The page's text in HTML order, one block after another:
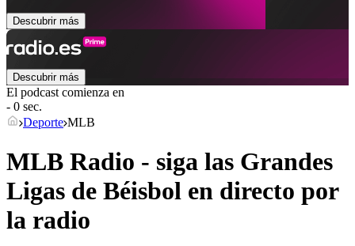
Descubrir más
Descubrir más
El podcast comienza en
- 0 sec.
Deporte MLB
MLB Radio - siga las Grandes
Ligas de Béisbol en directo por
la radio